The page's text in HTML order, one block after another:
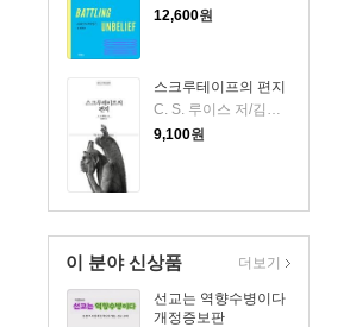
12,600원
스크루테이프의 편지
9,100원
이 분야 신상품
선교는 역향수병이다
개정증보판
더보기